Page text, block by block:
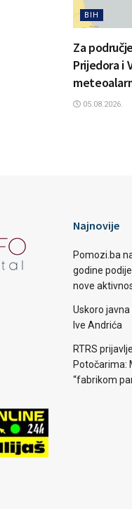
BIH
Za
Prijedora i
05.08.2026.
Najnovije
Pomozi.ba
godine
nove
Uskoro
Ive Andrića
RTRS
Potočarima:
“fabrikom